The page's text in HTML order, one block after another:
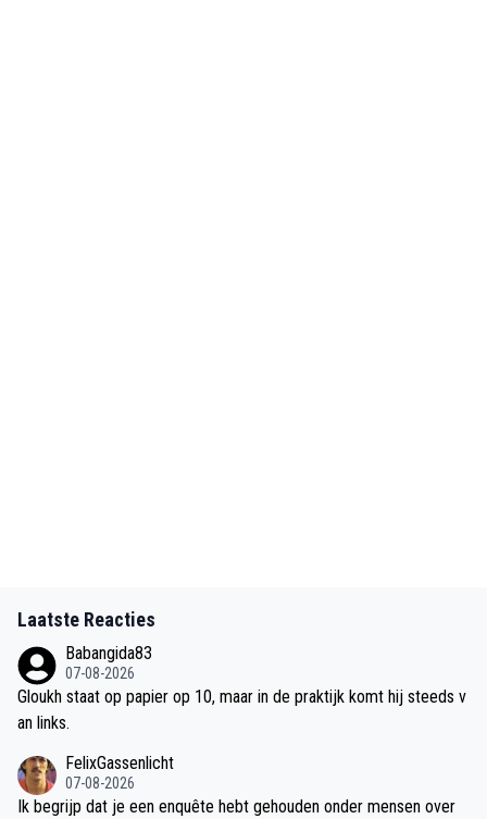
Laatste Reacties
Babangida83
07-08-2026
Gloukh staat op papier op 10, maar in de praktijk komt hij steeds v
an links.
FelixGassenlicht
07-08-2026
Ik begrijp dat je een enquête hebt gehouden onder mensen over